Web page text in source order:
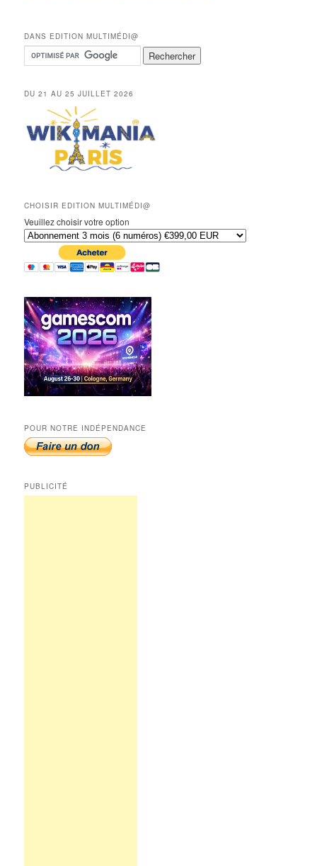
DANS EDITION MULTIMÉDI@
DU 21 AU 25 JUILLET 2026
CHOISIR EDITION MULTIMÉDI@
Veuillez choisir votre option
POUR NOTRE INDÉPENDANCE
PUBLICITÉ